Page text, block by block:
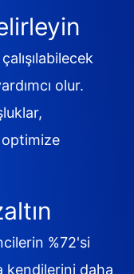
olur.
%72'si
kendilerini daha